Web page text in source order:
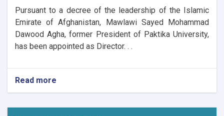
Pursuant to a decree of the leadership of the Islamic
Emirate of Afghanistan, Mawlawi Sayed Mohammad
Dawood Agha, former President of Paktika University,
has been appointed as Director. . .
Read more
Director